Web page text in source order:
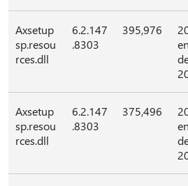
Axsetup
sp.resou
rces.dll
6.2.147
.8303
395,976
Axsetup
sp.resou
rces.dll
6.2.147
.8303
375,496